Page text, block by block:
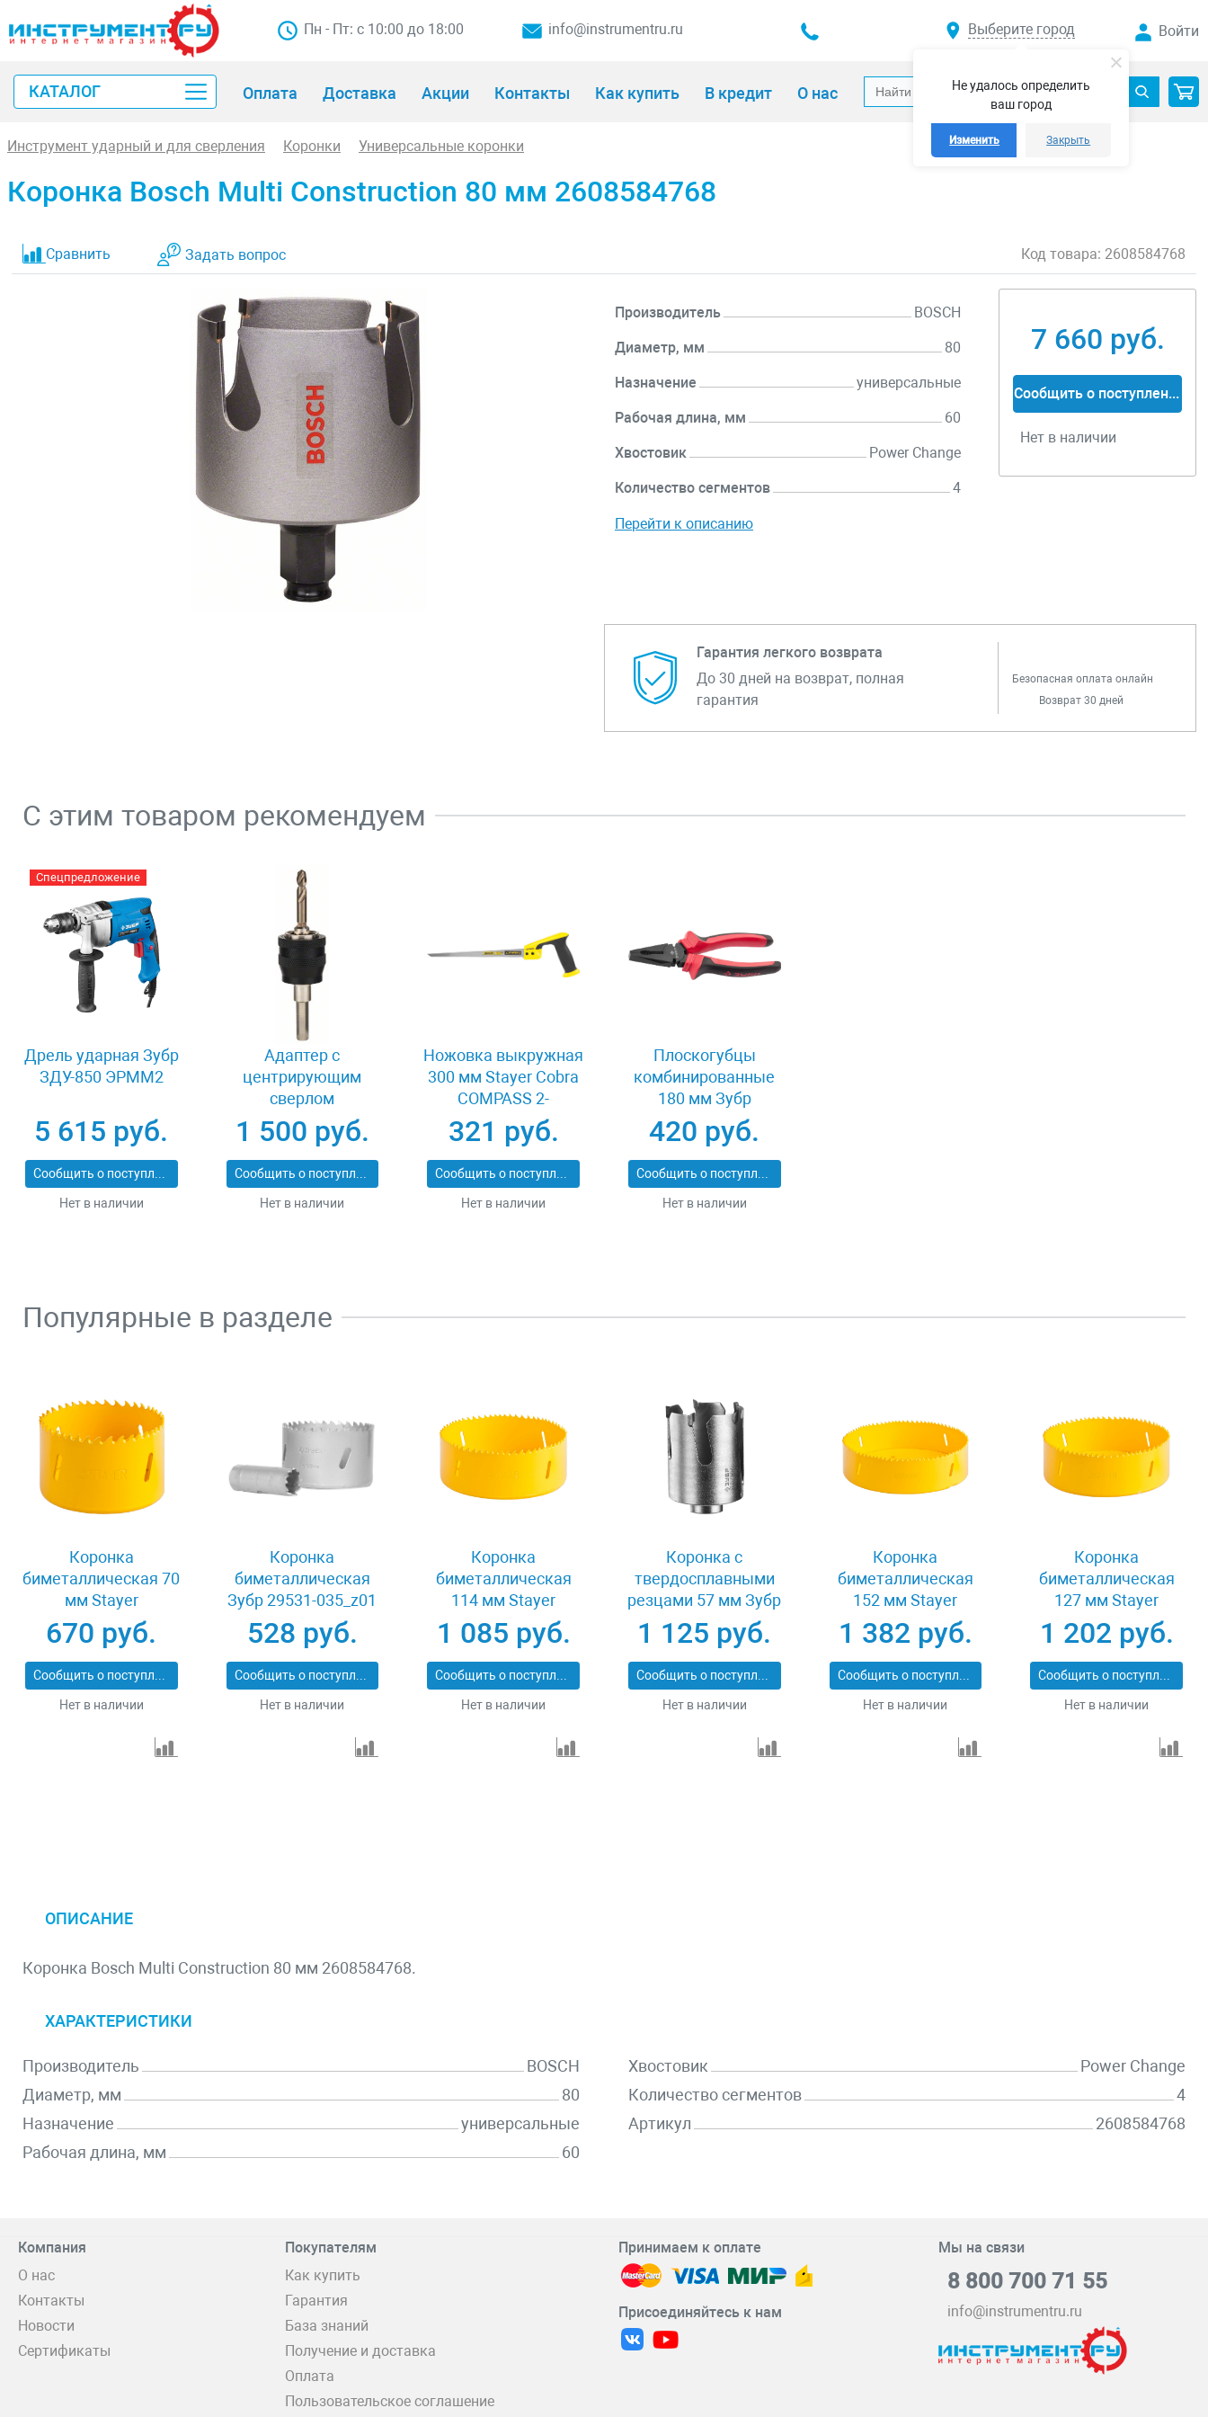
Не удалось определить
ваш город
Изменить Закрыть
Пн - Пт: с 10:00 до 18:00 info@instrumentru.ru Выберите город Войти
КАТАЛОГ Оплата Доставка Акции Контакты Как купить В кредит О нас
Инструмент ударный и для сверления Коронки Универсальные коронки
Коронка Bosch Multi Construction 80 мм 2608584768
Сравнить Задать вопрос Код товара: 2608584768
Производитель BOSCH
Диаметр, мм 80
Назначение универсальные
Рабочая длина, мм 60
Хвостовик Power Change
Количество сегментов 4
Перейти к описанию
7 660 руб.
Сообщить о поступлении
Нет в наличии
Гарантия легкого возврата
До 30 дней на возврат, полная
гарантия
Безопасная оплата онлайн
Возврат 30 дней
С этим товаром рекомендуем
Спецпредложение
Дрель ударная Зубр
ЗДУ-850 ЭРММ2
5 615 руб.
Сообщить о поступлении
Нет в наличии
Адаптер c
центрирующим
сверлом
шестигранный
хвостовик 8 мм
Bosch Power Change
2608584814
1 500 руб.
Сообщить о поступлении
Нет в наличии
Ножовка выкружная
300 мм Stayer Cobra
COMPASS 2-
15087_z02
321 руб.
Сообщить о поступлении
Нет в наличии
Плоскогубцы
комбинированные
180 мм Зубр
МАСТЕР 22015-1-
18_z01
420 руб.
Сообщить о поступлении
Нет в наличии
Популярные в разделе
Коронка
биметаллическая 70
мм Stayer
PROFESSIONAL
29547-070
670 руб.
Сообщить о поступлении
Нет в наличии
Коронка
биметаллическая
Зубр 29531-035_z01
528 руб.
Сообщить о поступлении
Нет в наличии
Коронка
биметаллическая
114 мм Stayer
PROFESSIONAL
29547-114
1 085 руб.
Сообщить о поступлении
Нет в наличии
Коронка с
твердосплавными
резцами 57 мм Зубр
ПРОФИ 29514-57
1 125 руб.
Сообщить о поступлении
Нет в наличии
Коронка
биметаллическая
152 мм Stayer
PROFESSIONAL
29547-152
1 382 руб.
Сообщить о поступлении
Нет в наличии
Коронка
биметаллическая
127 мм Stayer
PROFESSIONAL
29547-127
1 202 руб.
Сообщить о поступлении
Нет в наличии
ОПИСАНИЕ
Коронка Bosch Multi Construction 80 мм 2608584768.
ХАРАКТЕРИСТИКИ
Производитель
BOSCH
Диаметр, мм
80
Назначение
универсальные
Рабочая длина, мм
60
Хвостовик
Power Change
Количество сегментов
4
Артикул
2608584768
Компания
О нас
Контакты
Новости
Сертификаты
Покупателям
Как купить
Гарантия
База знаний
Получение и доставка
Оплата
Пользовательское соглашение
Принимаем к оплате
Присоединяйтесь к нам
Мы на связи
8 800 700 71 55
info@instrumentru.ru